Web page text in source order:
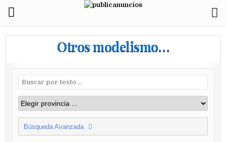
Otros modelismo…
Búsqueda Avanzada